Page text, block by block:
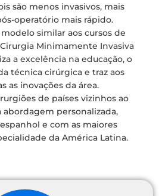
são menos invasivos, mais
operatório mais rápido.
similar aos cursos de
Minimamente Invasiva
a excelência na educação, o
técnica cirúrgica e traz aos
as inovações da área.
de países vizinhos ao
abordagem personalizada,
e com as maiores
da América Latina.